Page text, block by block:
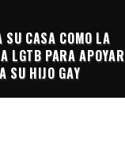
SU CASA COMO LA
LGTB PARA APOYAR
A SU HIJO GAY